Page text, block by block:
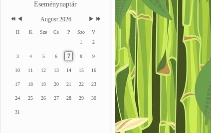
Eseménynaptár
August 2026
H K Sze Cs P Szo
V
1
2
3 4 5 6 7 8 9
10 11 12 13 14 15 16
17 18 19 20 21 22 23
24 25 26 27 28 29 30
31